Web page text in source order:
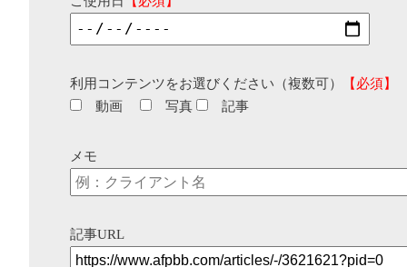
利用コンテンツをお選びください（複数可）
【必須】
動画
写真 記事
メモ
記事URL